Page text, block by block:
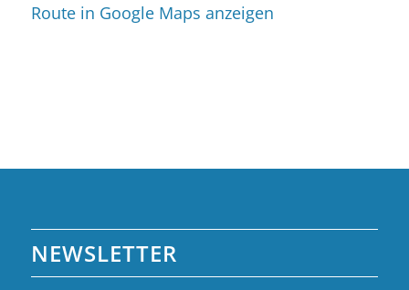
Route in Google Maps anzeigen
NEWSLETTER